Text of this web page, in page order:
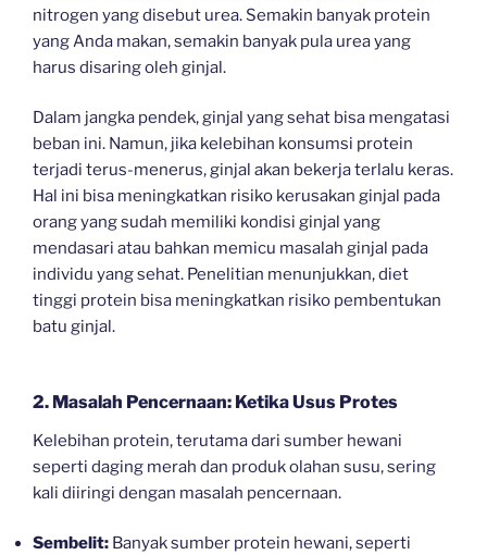
nitrogen yang disebut urea. Semakin banyak protein
yang Anda makan, semakin banyak pula urea yang
harus disaring oleh ginjal.
Dalam jangka pendek, ginjal yang sehat bisa mengatasi
beban ini. Namun, jika kelebihan konsumsi protein
terjadi terus-menerus, ginjal akan bekerja terlalu keras.
Hal ini bisa meningkatkan risiko kerusakan ginjal pada
orang yang sudah memiliki kondisi ginjal yang
mendasari atau bahkan memicu masalah ginjal pada
individu yang sehat. Penelitian menunjukkan, diet
tinggi protein bisa meningkatkan risiko pembentukan
batu ginjal.
2. Masalah Pencernaan: Ketika Usus Protes
Kelebihan protein, terutama dari sumber hewani
seperti daging merah dan produk olahan susu, sering
kali diiringi dengan masalah pencernaan.
Sembelit: Banyak sumber protein hewani, seperti